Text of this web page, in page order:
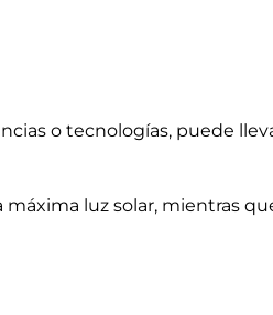
o tecnologías, puede
luz solar, mientras